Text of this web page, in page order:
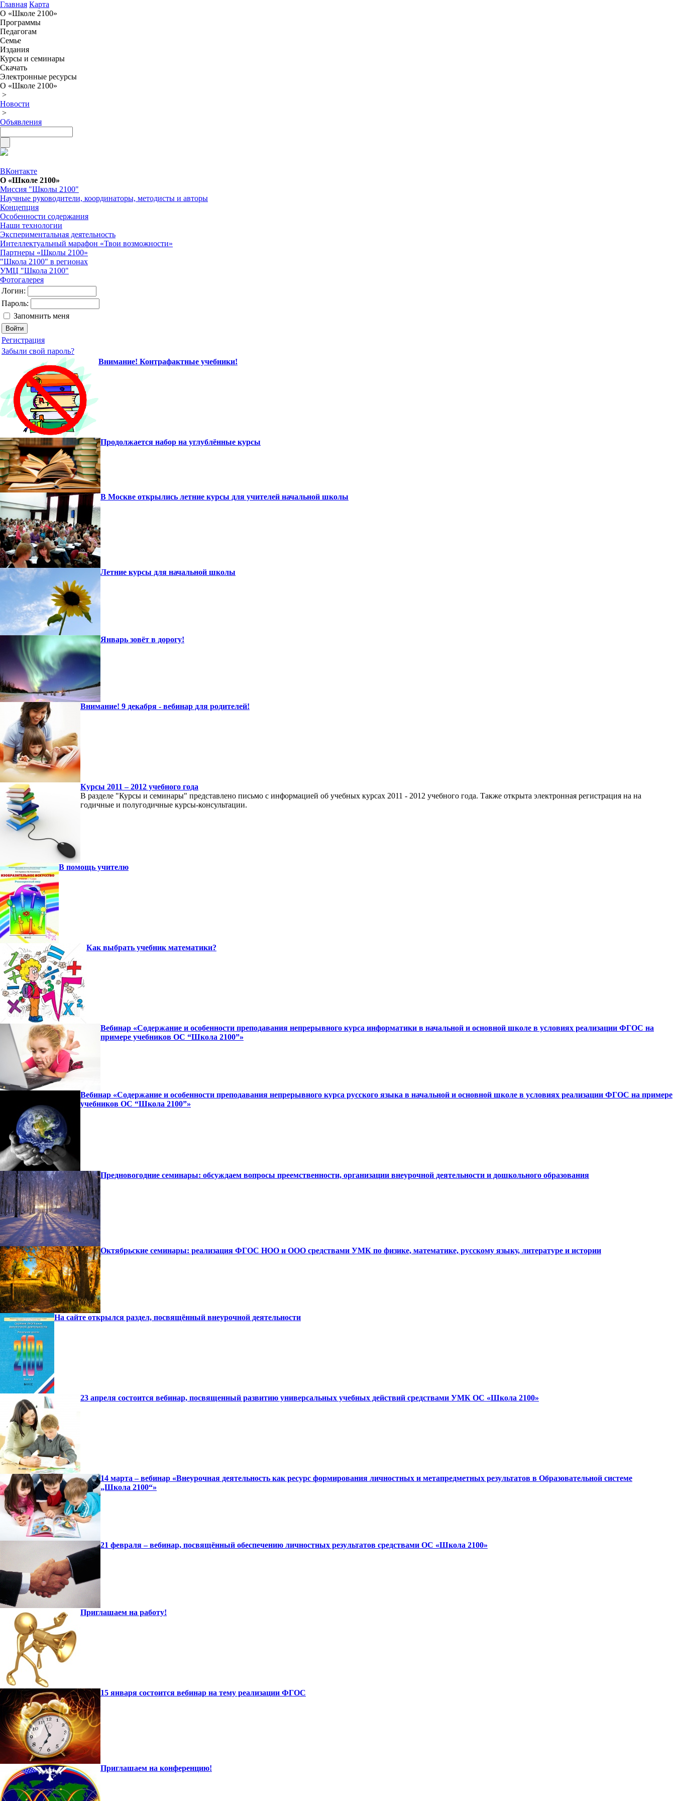
Главная Карта
О «Школе 2100»
Программы
Педагогам
Семье
Издания
Курсы и семинары
Скачать
Электронные ресурсы
О «Школе 2100»
>
Новости
>
Объявления
ВКонтакте
О «Школе 2100»
Миссия "Школы 2100"
Научные руководители, координаторы, методисты и авторы
Концепция
Особенности содержания
Наши технологии
Экспериментальная деятельность
Интеллектуальный марафон «Твои возможности»
Партнеры «Школы 2100»
"Школа 2100" в регионах
УМЦ "Школа 2100"
Фотогалерея
Логин:
Пароль:
Запомнить меня
Регистрация
Забыли свой пароль?
Внимание! Контрафактные учебники!
Продолжается набор на углублённые курсы
В Москве открылись летние курсы для учителей начальной школы
Летние курсы для начальной школы
Январь зовёт в дорогу!
Внимание! 9 декабря - вебинар для родителей!
Курсы 2011 – 2012 учебного года
В разделе "Курсы и семинары" представлено письмо с информацией об учебных курсах 2011 - 2012 учебного года. Также открыта электронная регистрация на на
годичные и полугодичные курсы-консультации.
В помощь учителю
Как выбрать учебник математики?
Вебинар «Содержание и особенности преподавания непрерывного курса информатики в начальной и основной школе в условиях реализации ФГОС на
примере учебников ОС “Школа 2100”»
Вебинар «Содержание и особенности преподавания непрерывного курса русского языка в начальной и основной школе в условиях реализации ФГОС на примере
учебников ОС “Школа 2100”»
Предновогодние семинары: обсуждаем вопросы преемственности, организации внеурочной деятельности и дошкольного образования
Октябрьские семинары: реализация ФГОС НОО и ООО средствами УМК по физике, математике, русскому языку, литературе и истории
На сайте открылся раздел, посвящённый внеурочной деятельности
23 апреля состоится вебинар, посвященный развитию универсальных учебных действий средствами УМК ОС «Школа 2100»
14 марта – вебинар «Внеурочная деятельность как ресурс формирования личностных и метапредметных результатов в Образовательной системе
„Школа 2100“»
21 февраля – вебинар, посвящённый обеспечению личностных результатов средствами ОС «Школа 2100»
Приглашаем на работу!
15 января состоится вебинар на тему реализации ФГОС
Приглашаем на конференцию!